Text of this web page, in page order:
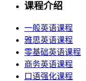
课程介绍
一般英语课程
雅思英语课程
零基础英语课程
商务英语课程
口语强化课程